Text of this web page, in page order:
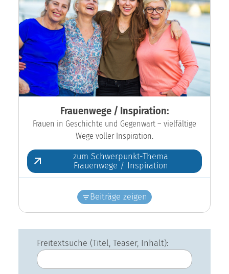
Frauenwege / Inspiration:
Frauen in Geschichte und Gegenwart – vielfältige
Wege voller Inspiration.
zum Schwerpunkt-Thema
Frauenwege / Inspiration
Beiträge zeigen
Freitextsuche (Titel, Teaser, Inhalt):